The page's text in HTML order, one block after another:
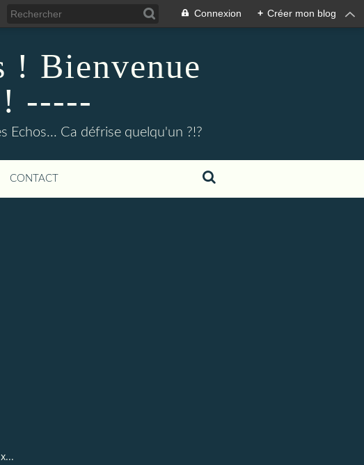
Connexion + Créer mon blog
! Bienvenue
! -----
Echos... Ca défrise quelqu'un ?!?
CONTACT